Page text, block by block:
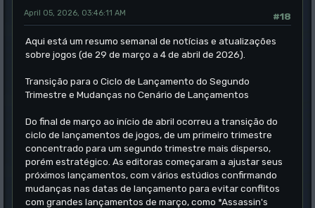
#18
April 05, 2026, 03:46:11 AM
Aqui está um resumo semanal de notícias e atualizações
sobre jogos (de 29 de março a 4 de abril de 2026).
Transição para o Ciclo de Lançamento do Segundo
Trimestre e Mudanças no Cenário de Lançamentos
Do final de março ao início de abril ocorreu a transição do
ciclo de lançamentos de jogos, de um primeiro trimestre
concentrado para um segundo trimestre mais disperso,
porém estratégico. As editoras começaram a ajustar seus
próximos lançamentos, com vários estúdios confirmando
mudanças nas datas de lançamento para evitar conflitos
com grandes lançamentos de março, como *Assassin's